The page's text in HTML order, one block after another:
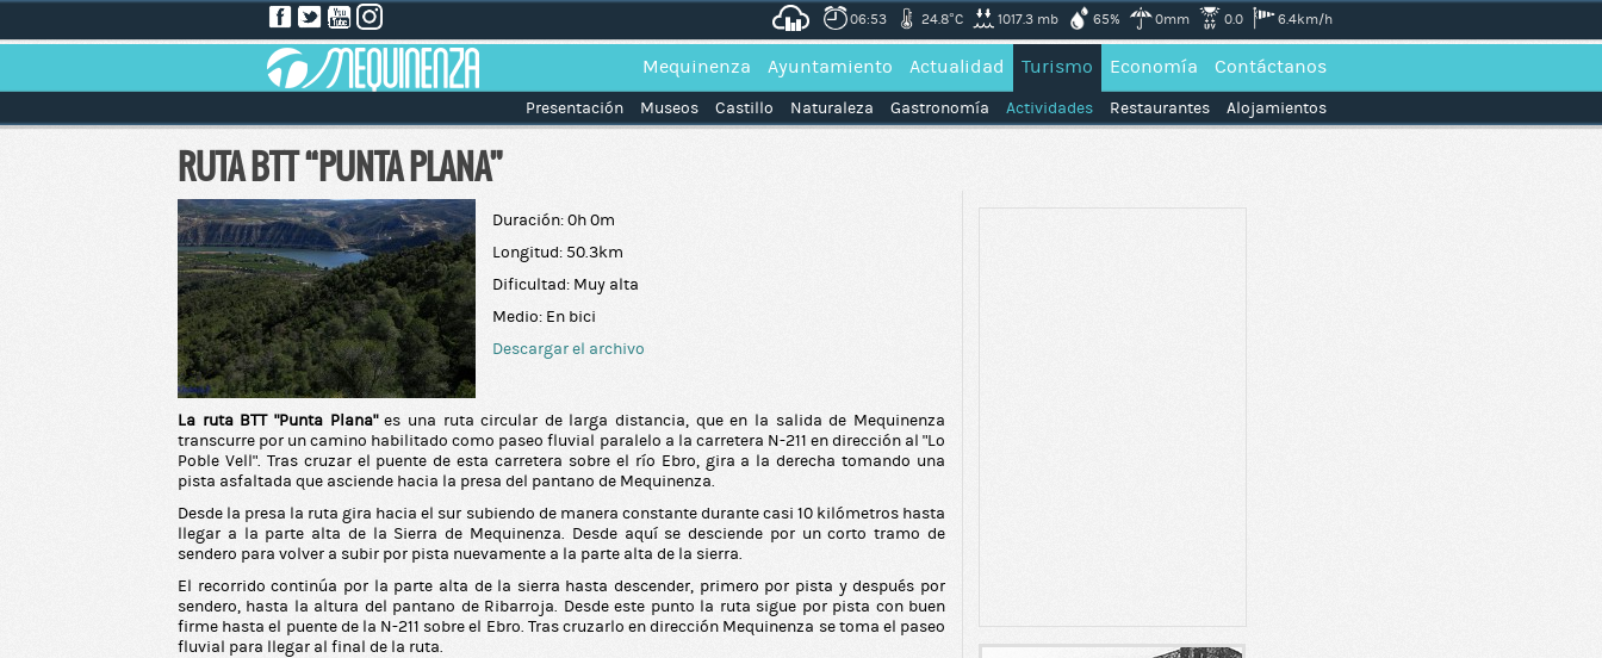
06:53 24.8°C 1017.3 mb 65% 0mm 0.0 6.4km/h
Mequinenza Ayuntamiento Actualidad Turismo Economía Contáctanos
Presentación Museos Castillo Naturaleza Gastronomía Actividades Restaurantes Alojamientos
RUTA BTT “PUNTA PLANA”
Duración: 0h 0m
Longitud: 50.3km
Dificultad: Muy alta
Medio: En bici
Descargar el archivo
La ruta BTT “Punta Plana”es una ruta circular de larga distancia, que en la salida de Mequinenza
transcurre por un camino habilitado como paseo fluvial paralelo a la carretera N-211 en dirección al “Lo
Poble Vell”. Tras cruzar el puente de esta carretera sobre el río Ebro, gira a la derecha tomando una
pista asfaltada que asciende hacia la presa del pantano de Mequinenza.
Desde la presa la ruta gira hacia el sur subiendo de manera constante durante casi 10 kilómetros hasta
llegar a la parte alta de la Sierra de Mequinenza. Desde aquí se desciende por un corto tramo de
sendero para volver a subir por pista nuevamente a la parte alta de la sierra.
El recorrido continúa por la parte alta de la sierra hasta descender, primero por pista y después por
sendero, hasta la altura del pantano de Ribarroja. Desde este punto la ruta sigue por pista con buen
firme hasta el puente de la N-211 sobre el Ebro. Tras cruzarlo en dirección Mequinenza se toma el paseo
fluvial para llegar al final de la ruta.